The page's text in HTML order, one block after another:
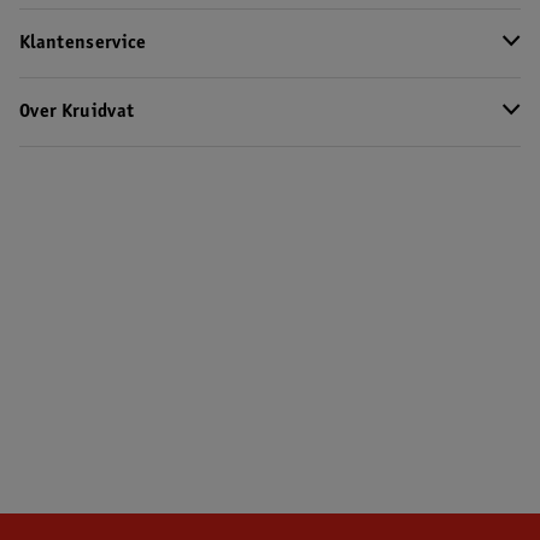
Klantenservice
Over Kruidvat